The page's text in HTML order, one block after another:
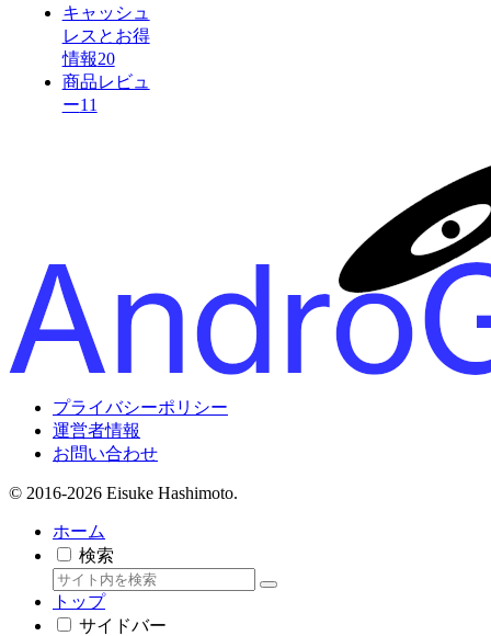
キャッシュ
レスとお得
情報20
商品レビュ
ー11
プライバシーポリシー
運営者情報
お問い合わせ
© 2016-2026 Eisuke Hashimoto.
ホーム
検索
トップ
サイドバー